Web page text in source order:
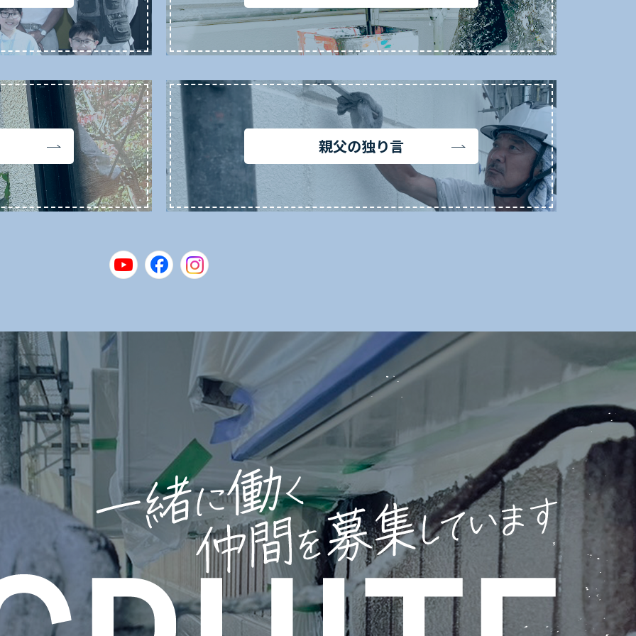
親父の独り言